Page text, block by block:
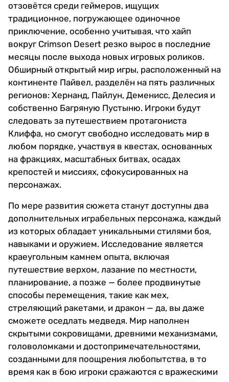
отзовётся среди геймеров, ищущих
традиционное, погружающее одиночное
приключение, особенно учитывая, что хайп
вокруг Crimson Desert резко вырос в последние
месяцы после выхода новых игровых роликов.
Обширный открытый мир игры, расположенный на
континенте Пайвел, разделён на пять различных
регионов: Хернанд, Пайлун, Деменисс, Делесия и
собственно Багряную Пустыню. Игроки будут
следовать за путешествием протагониста
Клиффа, но смогут свободно исследовать мир в
любом порядке, участвуя в квестах, основанных
на фракциях, масштабных битвах, осадах
крепостей и миссиях, сфокусированных на
персонажах.
По мере развития сюжета станут доступны два
дополнительных играбельных персонажа, каждый
из которых обладает уникальными стилями боя,
навыками и оружием. Исследование является
краеугольным камнем опыта, включая
путешествие верхом, лазание по местности,
планирование, а позже — более продвинутые
способы перемещения, такие как мех,
стреляющий ракетами, и дракон — да, вы даже
сможете оседлать медведя. Мир наполнен
скрытыми сокровищами, древними механизмами,
головоломками и достопримечательностями,
созданными для поощрения любопытства, в то
время как в бою игроки сражаются с вражескими